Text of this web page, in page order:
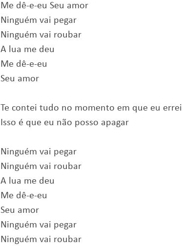
Me dê-e-eu Seu amor
Ninguém vai pegar
Ninguém vai roubar
A lua me deu
Me dê-e-eu
Seu amor
Te contei tudo no momento em que eu errei
Isso é que eu não posso apagar
Ninguém vai pegar
Ninguém vai roubar
A lua me deu
Me dê-e-eu
Seu amor
Ninguém vai pegar
Ninguém vai roubar